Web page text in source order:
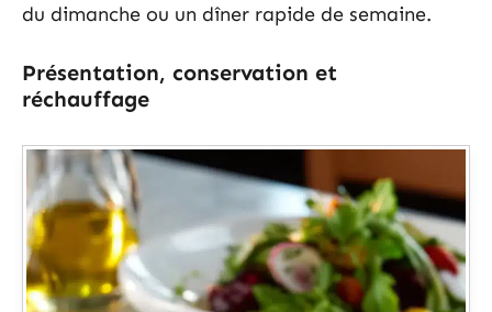
du dimanche ou un dîner rapide de semaine.
Présentation, conservation et
réchauffage